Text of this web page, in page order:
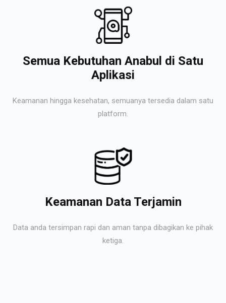
Semua Kebutuhan Anabul di Satu
Aplikasi
Keamanan hingga kesehatan, semuanya tersedia dalam satu
platform.
Keamanan Data Terjamin
Data anda tersimpan rapi dan aman tanpa dibagikan ke pihak
ketiga.